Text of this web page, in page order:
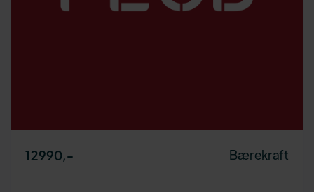
12990,- Bærekraft